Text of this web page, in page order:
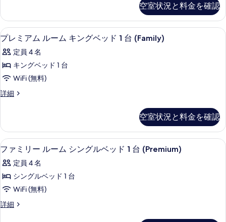
を
表
示
す
る
リ
ア
フ
リ
ー
の
す
て
の
写
真
を
表
示
リ
ア
フ
リ
ー
の
詳
シ
ン
グ
ル
ベ
ッ
ド
の
す
べ
て
の
写
真
ム
ル
ー
シ
ン
ル
ベ
ッ
台
詳
細
空室状況と料金を確認
プ
レ
ミ
ア
ム
ル
ム
キ
ン
グ
ベ
ッ
ド
高級寝具、ミニバー、セーフティボ
8
プレミアム ルーム キングベッド 1 台 (Family)
定員 4 名
キングベッド 1 台
WiFi (無料)
詳細
プ
ム
ル
ー
キ
ン
ベ
ッ
ド
空室状況と料金を確認
フ
ァ
ミ
リ
ー
ル
高級寝具、ミニバー、セーフティボ
5
ファミリー ルーム シングルベッド 1 台 (Premium)
定員 4 名
シングルベッド 1 台
WiFi (無料)
詳細
フ